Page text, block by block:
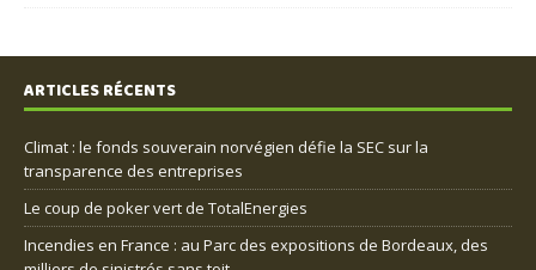
ARTICLES RÉCENTS
Climat : le fonds souverain norvégien défie la SEC sur la
transparence des entreprises
Le coup de poker vert de TotalEnergies
Incendies en France : au Parc des expositions de Bordeaux, des